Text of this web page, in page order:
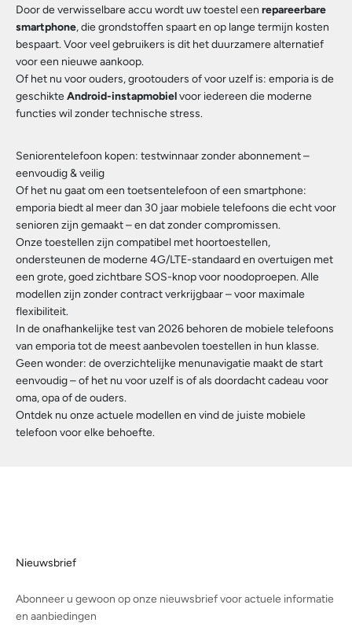
Door de verwisselbare accu wordt uw toestel een repareerbare
smartphone, die grondstoffen spaart en op lange termijn kosten
bespaart. Voor veel gebruikers is dit het duurzamere alternatief
voor een nieuwe aankoop.
Of het nu voor ouders, grootouders of voor uzelf is: emporia is de
geschikteAndroid-instapmobielvoor iedereen die moderne
functies wil zonder technische stress.
Seniorentelefoon kopen: testwinnaar zonder abonnement –
eenvoudig & veilig
Of het nu gaat om een toetsentelefoon of een smartphone:
emporia biedt al meer dan 30 jaar mobiele telefoons die echt voor
senioren zijn gemaakt – en dat zonder compromissen.
Onze toestellen zijn compatibel met hoortoestellen,
ondersteunen de moderne 4G/LTE-standaard en overtuigen met
een grote, goed zichtbare SOS-knop voor noodoproepen. Alle
modellen zijn zonder contract verkrijgbaar – voor maximale
flexibiliteit.
In de onafhankelijke test van 2026 behoren de mobiele telefoons
van emporia tot de meest aanbevolen toestellen in hun klasse.
Geen wonder: de overzichtelijke menunavigatie maakt de start
eenvoudig – of het nu voor uzelf is of als doordacht cadeau voor
oma, opa of de ouders.
Ontdek nu onze actuele modellen en vind de juiste mobiele
telefoon voor elke behoefte.
Nieuwsbrief
Abonneer u gewoon op onze nieuwsbrief voor actuele informatie
en aanbiedingen